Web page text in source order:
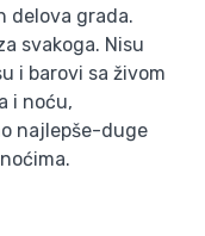
delova grada.
svakoga. Nisu
i barovi sa živom
i noću,
najlepše-duge